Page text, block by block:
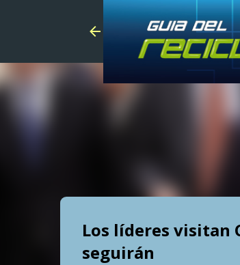
Los líderes visitan
seguirán